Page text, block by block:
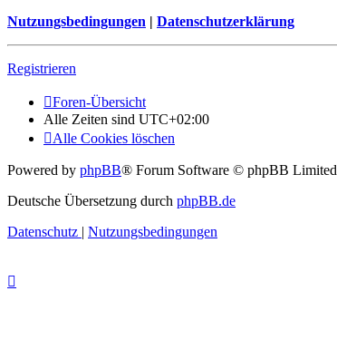
Nutzungsbedingungen | Datenschutzerklärung
Registrieren
Foren-Übersicht
Alle Zeiten sind UTC+02:00
Alle Cookies löschen
Powered by phpBB® Forum Software © phpBB Limited
Deutsche Übersetzung durch phpBB.de
Datenschutz | Nutzungsbedingungen